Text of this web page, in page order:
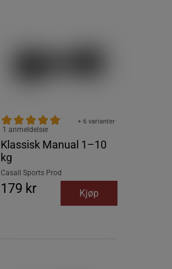
Klassisk Manual 1–10
kg
+ 6 varianter
1 anmeldelser
Casall Sports Prod
179 kr Kjøp